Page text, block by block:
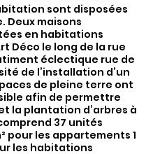
sont disposées
Deux maisons
en habitations
Déco le long de la rue
éclectique rue de
de l’installation d’un
de pleine terre ont
afin de permettre
la plantation d’arbres à
37 unités
pour les appartements 1
les habitations